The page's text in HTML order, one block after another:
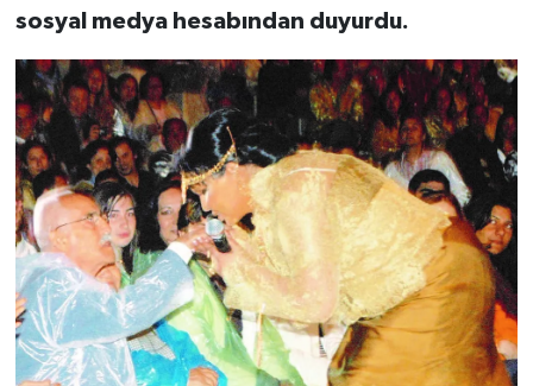
sosyal medya hesabından duyurdu.